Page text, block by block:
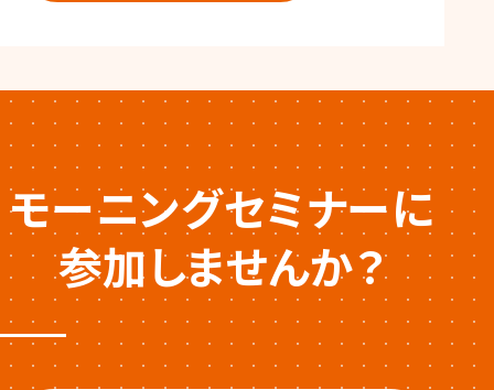
モーニングセミナーに
参加しませんか？